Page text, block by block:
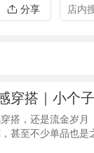
分享
穿搭｜小个
搭，还是流金岁
甚至不少单品也是